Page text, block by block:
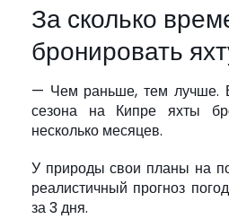
За сколько
бронировать
— Чем раньше, тем лучше. В
сезона на Кипре яхты
несколько месяцев.
У природы свои планы на
реалистичный прогноз
за 3 дня.